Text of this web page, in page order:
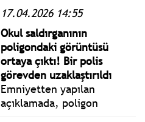
hisselerinin satışı için Yeni
Mağazacılık AŞ'yle
anlaşmaya varıldı. Devir
işleminin, Rekabet Kurulu
onayının ardından
tamamlanması bekleniyor.
17.04.2026 14:55
Okul saldırganının
poligondaki görüntüsü
ortaya çıktı! Bir polis
görevden uzaklaştırıldı
Emniyetten yapılan
açıklamada, poligon